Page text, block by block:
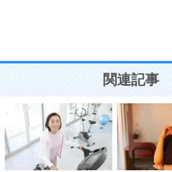
ことが大切。
関連記事